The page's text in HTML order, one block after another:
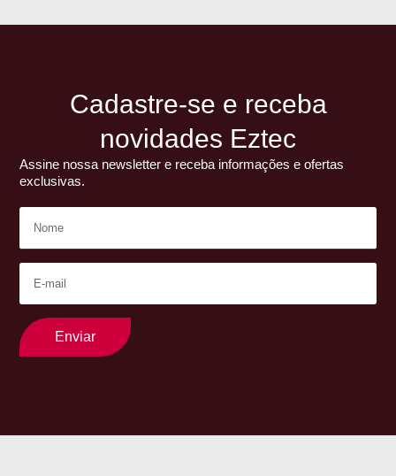
Cadastre-se e receba
novidades Eztec
Assine nossa newsletter e receba informações e ofertas
exclusivas.
Enviar